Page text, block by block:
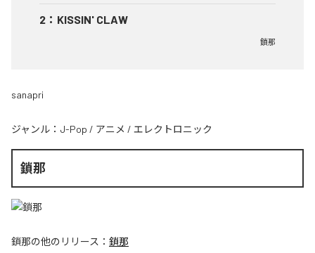
2 ： KISSIN' CLAW
鎖那
sanapri
ジャンル： J-Pop / アニメ / エレクトロニック
鎖那
鎖那の他のリリース： 鎖那